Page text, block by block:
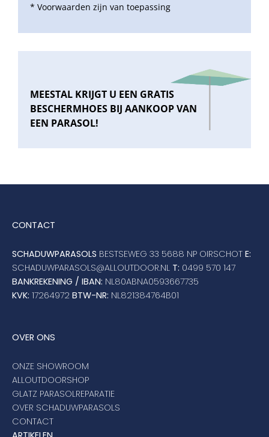
* Voorwaarden zijn van toepassing
MEESTAL KRIJGT U EEN GRATIS
BESCHERMHOES BIJ AANKOOP VAN
EEN PARASOL!
CONTACT
SCHADUWPARASOLS BESTSEWEG 33 5688 NP OIRSCHOT E:
SCHADUWPARASOLS@ALLOUTDOOR.NL T: 0499 570 147
BANKREKENING / IBAN: NL80ABNA0593667735
KVK: 17264972 BTW-NR: NL821384764B01
OVER ONS
ONZE SHOWROOM
ALLOUTDOORSHOP
GLATZ PARASOLREPARATIE
OVER SCHADUWPARASOLS
CONTACT